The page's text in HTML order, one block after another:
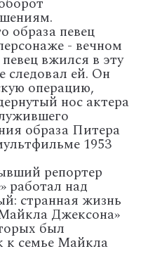
образа певец
- вечном
вжился в эту
следовал ей. Он
операцию,
нос актера
образа Питера
1953
репортер
» работал над
странная жизнь
Джексона»
был
к семье Майкла